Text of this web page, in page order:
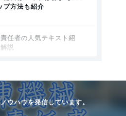
プ方法も紹介
任者の人気テキスト紹
説
ウハウを発信しています。